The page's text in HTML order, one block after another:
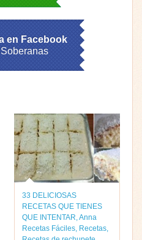
en Facebook
33 DELICIOSAS
RECETAS QUE TIENES
QUE INTENTAR Anna
Recetas Fáciles Recetas